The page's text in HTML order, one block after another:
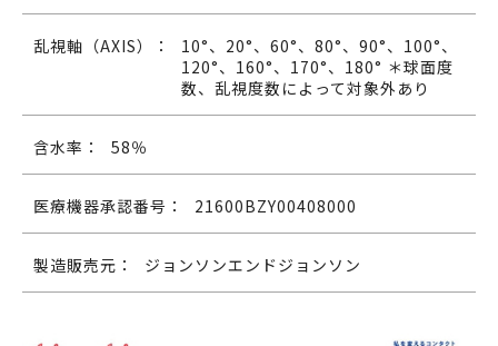
乱視軸（AXIS）：
10°、20°、60°、80°、90°、100°、
120°、160°、170°、180° ＊球面度
数、乱視度数によって対象外あり
含水率： 58％
医療機器承認番号： 21600BZY00408000
製造販売元： ジョンソンエンドジョンソン